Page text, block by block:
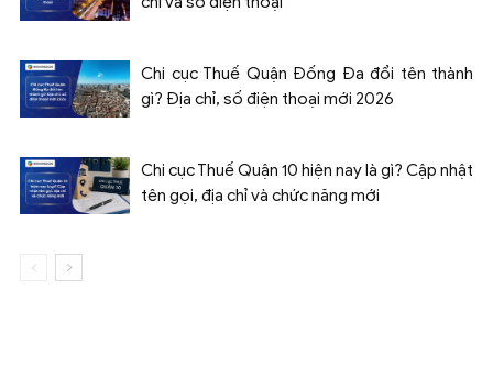
Chi cục Thuế Quận Đống Đa đổi tên thành
gì? Địa chỉ, số điện thoại mới 2026
Chi cục Thuế Quận 10 hiện nay là gì? Cập nhật
tên gọi, địa chỉ và chức năng mới